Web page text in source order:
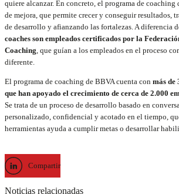
quiere alcanzar. En concreto, el programa de
de mejora, que permite crecer y conseguir resultados,
de desarrollo y afianzando las fortalezas. A diferencia
coaches son empleados certificados por la
Coaching, que guían a los empleados en el proceso
diferente.
El programa de coaching de BBVA cuenta con más de
que han apoyado el crecimiento de cerca de 2.000
Se trata de un proceso de desarrollo basado en
personalizado, confidencial y acotado en el tiempo,
herramientas ayuda a cumplir metas o desarrollar
Compartir
Noticias relacionadas